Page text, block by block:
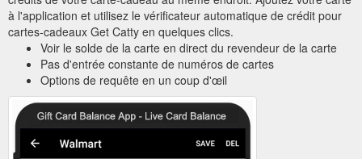
à l'application et utilisez le vérificateur automatique de crédit pour
cartes-cadeaux Get Catty en quelques clics.
Voir le solde de la carte en direct du revendeur de la carte
Pas d'entrée constante de numéros de cartes
Options de requête en un coup d'œil